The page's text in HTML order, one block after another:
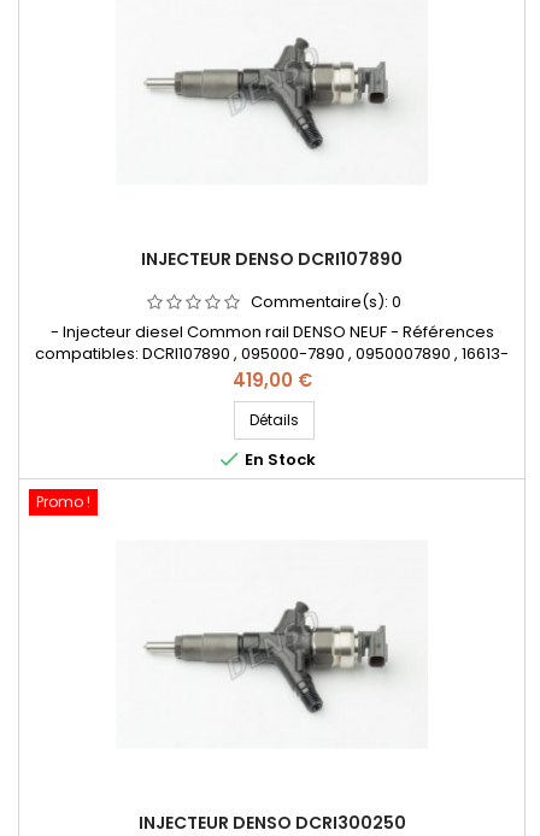
INJECTEUR DENSO DCRI107890
Commentaire(s): 0
- Injecteur diesel Common rail DENSO NEUF - Références
compatibles: DCRI107890 , 095000-7890 , 0950007890 , 16613-
AA020 , 16613AA020 - Pour motorisation Subaru 2.0 D Pièce
d'origine
Prix
419,00 €
Détails
 En Stock
Promo !
INJECTEUR DENSO DCRI300250